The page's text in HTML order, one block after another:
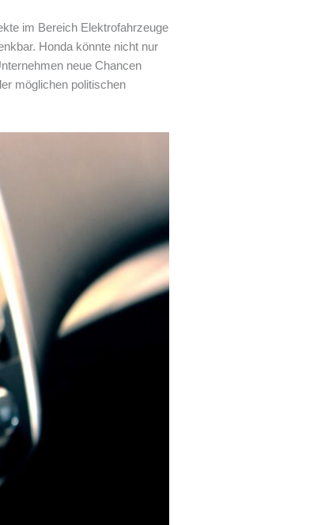
im Bereich Elektrofahrzeuge
Honda könnte nicht nur
neue Chancen
möglichen politischen